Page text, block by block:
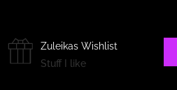
Zuleikas Wishlist
Stuff I like